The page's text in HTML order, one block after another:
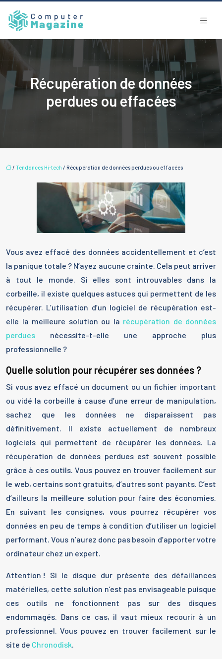
Récupération de données
perdues ou effacées
/ Tendances Hi-tech / Récupération de données perdues ou effacées
Vous avez effacé des données accidentellement et c’est
la panique totale ? N’ayez aucune crainte. Cela peut arriver
à tout le monde. Si elles sont introuvables dans la
corbeille, il existe quelques astuces qui permettent de les
récupérer. L’utilisation d’un logiciel de récupération est-
elle la meilleure solution ou la récupération de données
perdues nécessite-t-elle une approche plus
professionnelle ?
Quelle solution pour récupérer ses données ?
Si vous avez effacé un document ou un fichier important
ou vidé la corbeille à cause d’une erreur de manipulation,
sachez que les données ne disparaissent pas
définitivement. Il existe actuellement de nombreux
logiciels qui permettent de récupérer les données. La
récupération de données perdues est souvent possible
grâce à ces outils. Vous pouvez en trouver facilement sur
le web, certains sont gratuits, d’autres sont payants. C’est
d’ailleurs la meilleure solution pour faire des économies.
En suivant les consignes, vous pourrez récupérer vos
données en peu de temps à condition d’utiliser un logiciel
performant. Vous n’aurez donc pas besoin d’apporter votre
ordinateur chez un expert.
Attention ! Si le disque dur présente des défaillances
matérielles, cette solution n’est pas envisageable puisque
ces outils ne fonctionnent pas sur des disques
endommagés. Dans ce cas, il vaut mieux recourir à un
professionnel. Vous pouvez en trouver facilement sur le
site de Chronodisk.